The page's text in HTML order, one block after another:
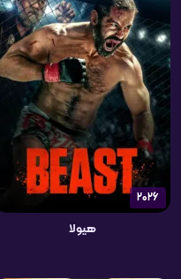
2026
هیولا